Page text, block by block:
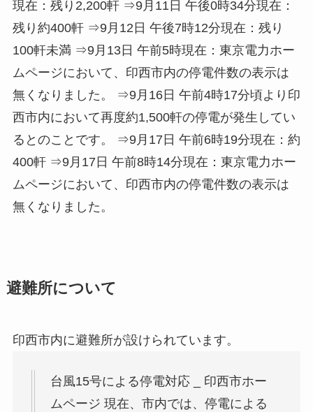
現在：残り2,200軒 ⇒9月11日 午後0時34分現在：
残り約400軒 ⇒9月12日 午後7時12分現在：残り
100軒未満 ⇒9月13日 午前5時現在：東京電力ホー
ムページにおいて、印西市内の停電件数の表示は
無くなりました。 ⇒9月16日 午前4時17分頃より印
西市内において再度約1,500軒の停電が発生してい
るとのことです。 ⇒9月17日 午前6時19分現在：約
400軒 ⇒9月17日 午前8時14分現在：東京電力ホー
ムページにおいて、印西市内の停電件数の表示は
無くなりました。
避難所について
印西市内に避難所が設けられています。
台風15号による停電対応 _ 印西市ホー
ムページ 現在、市内では、停電による